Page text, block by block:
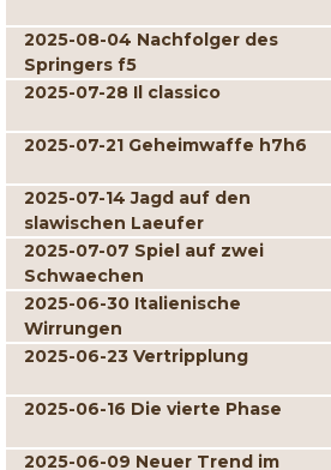
2025-08-04 Nachfolger des
Springers f5
2025-07-28 Il classico
2025-07-21 Geheimwaffe h7h6
2025-07-14 Jagd auf den
slawischen Laeufer
2025-07-07 Spiel auf zwei
Schwaechen
2025-06-30 Italienische
Wirrungen
2025-06-23 Vertripplung
2025-06-16 Die vierte Phase
2025-06-09 Neuer Trend im